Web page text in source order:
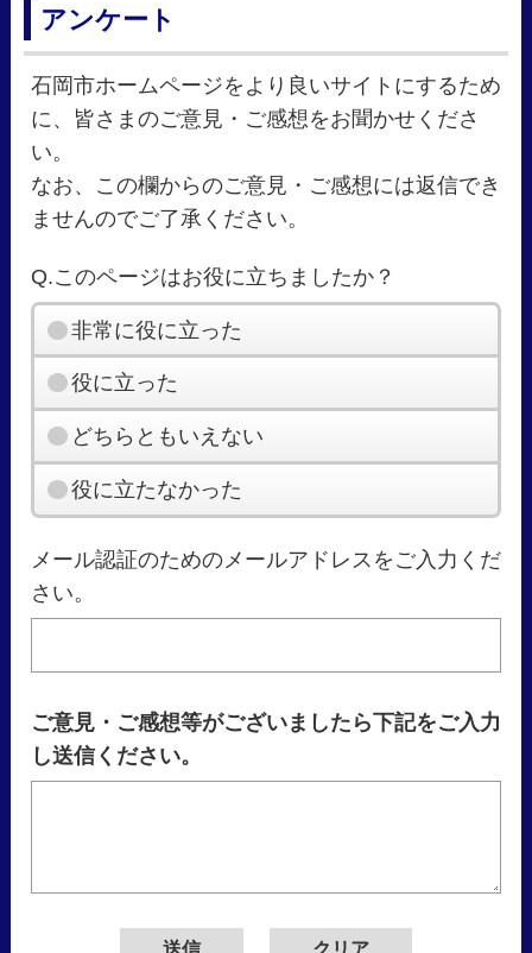
アンケート
石岡市ホームページをより良いサイトにするため
に、皆さまのご意見・ご感想をお聞かせくださ
い。
なお、この欄からのご意見・ご感想には返信でき
ませんのでご了承ください。
Q.このページはお役に立ちましたか？
非常に役に立った
役に立った
どちらともいえない
役に立たなかった
メール認証のためのメールアドレスをご入力くだ
さい。
ご意見・ご感想等がございましたら下記をご入力
し送信ください。